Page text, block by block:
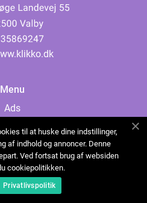
Menu
Ads
til at huske dine indstillinger,
af indhold og annoncer. Denne
Ved fortsat brug af websiden
cookiepolitikken.
Privatlivspolitik